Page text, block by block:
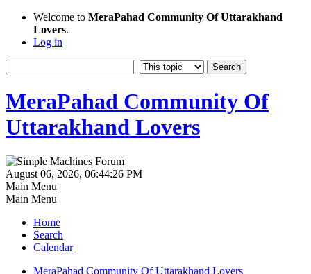
Welcome to MeraPahad Community Of Uttarakhand
Lovers.
Log in
MeraPahad Community Of
Uttarakhand Lovers
August 06, 2026, 06:44:26 PM
Main Menu
Main Menu
Home
Search
Calendar
MeraPahad Community Of Uttarakhand Lovers